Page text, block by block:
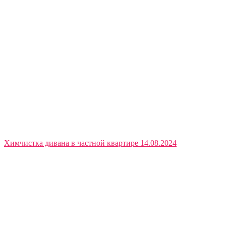
Химчистка дивана в частной квартире 14.08.2024